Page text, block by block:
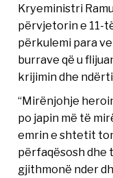
Kryeministri
përvjetorin e 11-
përkulemi para
burrave që u
krijimin dhe
“Mirënjohje
po japin më të
emrin e shtetit
përfaqësosh dhe
gjithmonë nder